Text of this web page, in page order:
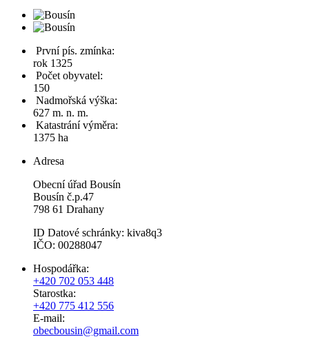
První pís. zmínka:
rok 1325
Počet obyvatel:
150
Nadmořská výška:
627 m. n. m.
Katastrání výměra:
1375 ha
Adresa
Obecní úřad Bousín
Bousín č.p.47
798 61 Drahany
ID Datové schránky: kiva8q3
IČO: 00288047
Hospodářka:
+420 702 053 448
Starostka:
+420 775 412 556
E-mail:
obecbousin@gmail.com